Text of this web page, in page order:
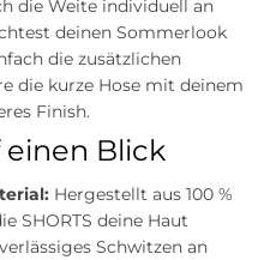
die Weite individuell an
deinen Sommerlook
die zusätzlichen
die kurze Hose mit deinem
Finish.
einen Blick
Hergestellt aus 100 %
SHORTS deine Haut
Schwitzen an